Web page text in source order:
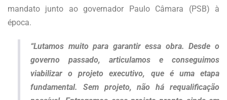
mandato junto ao governador Paulo Câmara (PSB) à
época.
“Lutamos muito para garantir essa obra. Desde o
governo passado, articulamos e conseguimos
viabilizar o projeto executivo, que é uma etapa
fundamental. Sem projeto, não há requalificação